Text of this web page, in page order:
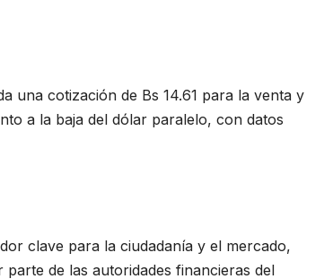
una cotización de Bs 14.61 para la venta y
a la baja del dólar paralelo, con datos
clave para la ciudadanía y el mercado,
de las autoridades financieras del